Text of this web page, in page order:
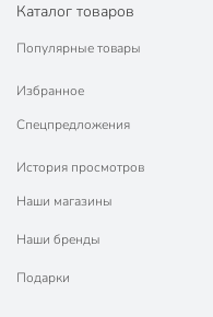
Каталог товаров
Популярные товары
Избранное
Спецпредложения
История просмотров
Наши магазины
Наши бренды
Подарки